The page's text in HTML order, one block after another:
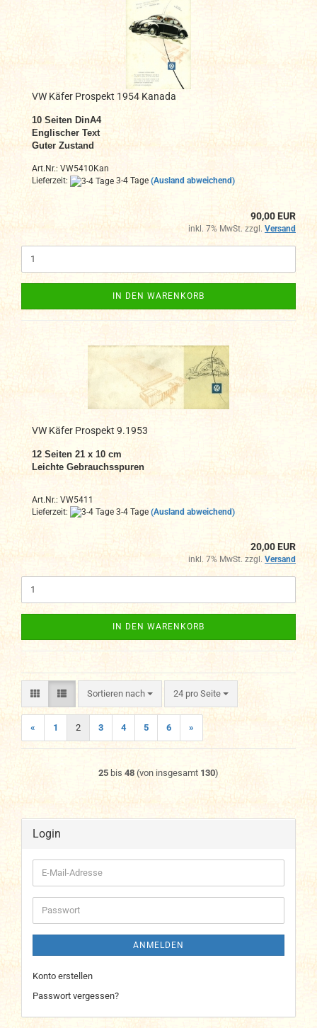
VW Käfer Prospekt 1954 Kanada
10 Seiten DinA4
Englischer Text
Guter Zustand
Art.Nr.: VW5410Kan
Lieferzeit:
3-4 Tage (Ausland abweichend)
90,00 EUR
inkl. 7% MwSt. zzgl. Versand
IN DEN WARENKORB
VW Käfer Prospekt 9.1953
12 Seiten 21 x 10 cm
Leichte Gebrauchsspuren
Art.Nr.: VW5411
Lieferzeit:
3-4 Tage (Ausland abweichend)
20,00 EUR
inkl. 7% MwSt. zzgl. Versand
IN DEN WARENKORB
Sortieren nach
Sortieren nach 24 pro Seite
pro Seite
« 1 2 3 4 5 6 »
25 bis 48 (von insgesamt 130)
Login
E-
Mail-
Adresse
Passwort
ANMELDEN
Konto erstellen
Passwort vergessen?